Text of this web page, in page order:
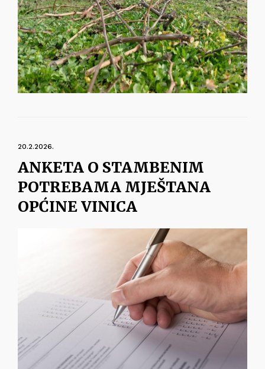
20.2.2026.
ANKETA O STAMBENIM
POTREBAMA MJEŠTANA
OPĆINE VINICA